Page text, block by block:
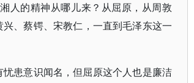
人的精神从哪儿来？从屈原，从周敦
、蔡锷、宋教仁，一直到毛泽东这一
患意识闻名，但屈原这个人也是廉洁